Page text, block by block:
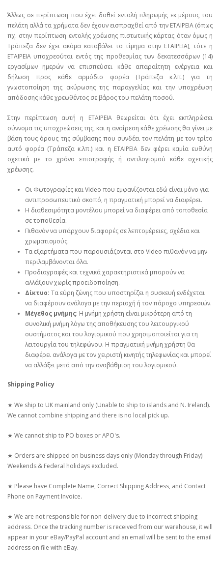
Άλλως σε περίπτωση που έχει δοθεί εντολή πληρωμής εκ μέρους του
πελάτη αλλά τα χρήματα δεν έχουν εισπραχθεί από την ΕΤΑΙΡΕΙΑ (όπως
πχ. στην περίπτωση εντολής χρέωσης πιστωτικής κάρτας όταν όμως η
Τράπεζα δεν έχει ακόμα καταβάλει το τίμημα στην ΕΤΑΙΡΕΙΑ), τότε η
ΕΤΑΙΡΕΙΑ υποχρεούται εντός της προθεσμίας των δεκατεσσάρων (14)
εργασίμων ημερών να επισπεύσει κάθε απαραίτητη ενέργεια και
δήλωση προς κάθε αρμόδιο φορέα (Τράπεζα κ.λπ.) για τη
γνωστοποίηση της ακύρωσης της παραγγελίας και την υποχρέωση
απόδοσης κάθε χρεωθέντος σε βάρος του πελάτη ποσού.
Στην περίπτωση αυτή η ΕΤΑΙΡΕΙΑ θεωρείται ότι έχει εκπληρώσει
σύννομα τις υποχρεώσεις της, και η αναίρεση κάθε χρέωσης θα γίνει με
βάση τους όρους της σύμβασης που συνδέει τον πελάτη με τον τρίτο
αυτό φορέα (Τράπεζα κ.λπ.) και η ΕΤΑΙΡΕΙΑ δεν φέρει καμία ευθύνη
σχετικά με το χρόνο επιστροφής ή αντιλογισμού κάθε σχετικής
χρέωσης.
Οι Φωτογραφίες και Video που εμφανίζονται εδώ είναι μόνο για
αντιπροσωπευτικό σκοπό, η πραγματική μπορεί να διαφέρει.
Η διαθεσιμότητα μοντέλου μπορεί να διαφέρει από τοποθεσία
σε τοποθεσία.
Πιθανόν να υπάρχουν διαφορές σε λεπτομέρειες, σχέδια και
χρωματισμούς.
Τα εξαρτήματα που παρουσιάζονται στο Video πιθανόν να μην
περιλαμβάνονται όλα.
Προδιαγραφές και τεχνικά χαρακτηριστικά μπορούν να
αλλάξουν χωρίς προειδοποίηση.
Δίκτυο: Τα εύρη ζώνης που υποστηρίζει η συσκευή ενδέχεται
να διαφέρουν ανάλογα με την περιοχή ή τον πάροχο υπηρεσιών.
Μέγεθος μνήμης: Η μνήμη χρήστη είναι μικρότερη από τη
συνολική μνήμη λόγω της αποθήκευσης του λειτουργικού
συστήματος και του λογισμικού που χρησιμοποιείται για τη
λειτουργία του τηλεφώνου. Η πραγματική μνήμη χρήστη θα
διαφέρει ανάλογα με τον χειριστή κινητής τηλεφωνίας και μπορεί
να αλλάξει μετά από την αναβάθμιση του λογισμικού.
Shipping Policy
★ We ship to UK mainland only (Unable to ship to islands and N. Ireland).
We cannot combine shipping and there is no local pick up.
★ We cannot ship to PO boxes or APO's.
★ Orders are shipped on business days only (Monday through Friday)
Weekends & Federal holidays excluded.
★ Please have Complete Name, Correct Shipping Address, and Contact
Phone on Payment Invoice.
★ We are not responsible for non-delivery due to incorrect shipping
address. Once the tracking number is received from our warehouse, it will
appear in your eBay/PayPal account and an email will be sent to the email
address on file with eBay.